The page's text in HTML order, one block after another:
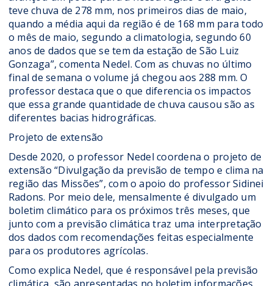
teve chuva de 278 mm, nos primeiros dias de maio,
quando a média aqui da região é de 168 mm para todo
o mês de maio, segundo a climatologia, segundo 60
anos de dados que se tem da estação de São Luiz
Gonzaga”, comenta Nedel. Com as chuvas no último
final de semana o volume já chegou aos 288 mm. O
professor destaca que o que diferencia os impactos
que essa grande quantidade de chuva causou são as
diferentes bacias hidrográficas.
Projeto de extensão
Desde 2020, o professor Nedel coordena o projeto de
extensão “Divulgação da previsão de tempo e clima na
região das Missões”, com o apoio do professor Sidinei
Radons. Por meio dele, mensalmente é divulgado um
boletim climático para os próximos três meses, que
junto com a previsão climática traz uma interpretação
dos dados com recomendações feitas especialmente
para os produtores agrícolas.
Como explica Nedel, que é responsável pela previsão